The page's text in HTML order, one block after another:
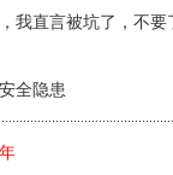
我直言被坑了，不要
全隐患